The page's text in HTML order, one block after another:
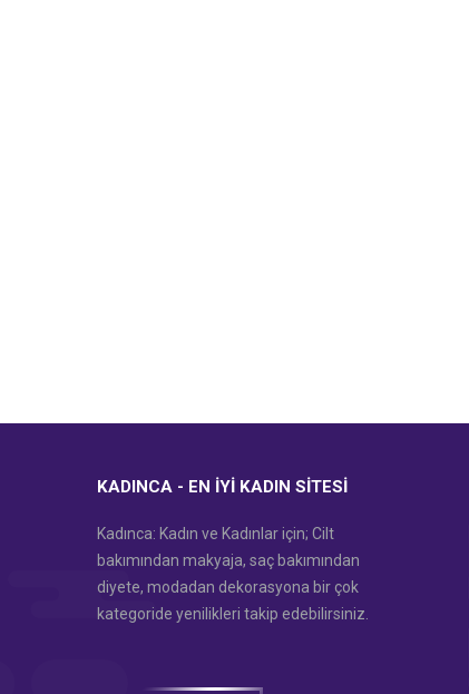
KADINCA - EN İYI KADIN SITESI
Kadınca: Kadın ve Kadınlar için; Cilt
bakımından makyaja, saç bakımından
diyete, modadan dekorasyona bir çok
kategoride yenilikleri takip edebilirsiniz.